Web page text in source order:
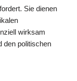
Sie dienen
wirksam
den politischen